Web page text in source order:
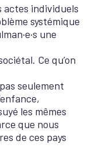
actes individuels
systémique
une
Ce qu’on
seulement
les mêmes
que nous
de ces pays